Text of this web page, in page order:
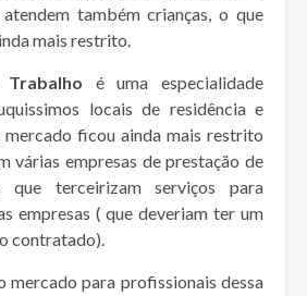
também crianças, o que
mais restrito.
é uma especialidade
locais de residência e
mercado ficou ainda mais restrito
várias empresas de prestação de
que terceirizam serviços para
empresas ( que deveriam ter um
contratado).
mercado para profissionais dessa